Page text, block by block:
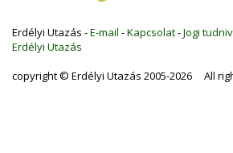
Erdélyi Utazás -E-mail -Kapcsolat-Jogi
Erdélyi Utazás
copyright © Erdélyi Utazás 2005-2026 All